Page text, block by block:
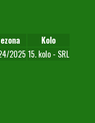
Kolo
2025 15. kolo - SRL